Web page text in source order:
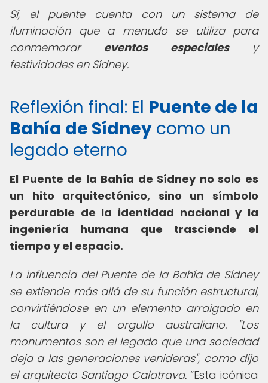
Sí, el puente cuenta con un sistema de
iluminación que a menudo se utiliza para
conmemorar eventos especialesy
festividades en Sídney.
Reflexión final: El Puente de la
Bahía de Sídney como un
legado eterno
El Puente de la Bahía de Sídney no solo es
un hito arquitectónico, sino un símbolo
perdurable de la identidad nacional y la
ingeniería humana que trasciende el
tiempo y el espacio.
La influencia del Puente de la Bahía de Sídney
se extiende más allá de su función estructural,
convirtiéndose en un elemento arraigado en
la cultura y el orgullo australiano. "Los
monumentos son el legado que una sociedad
deja a las generaciones venideras", como dijo
el arquitecto Santiago Calatrava. Esta icónica